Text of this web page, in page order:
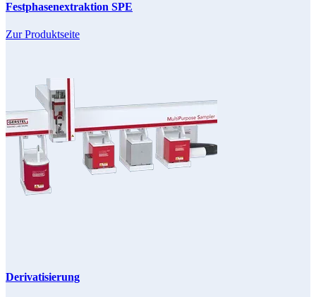
Festphasenextraktion SPE
Zur Produktseite
Derivatisierung